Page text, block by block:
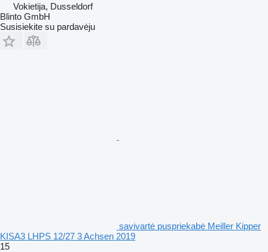
Vokietija, Dusseldorf
Blinto GmbH
Susisiekite su pardavėju
savivartė puspriekabė Meiller Kipper
KISA3 LHPS 12/27 3 Achsen 2019
15